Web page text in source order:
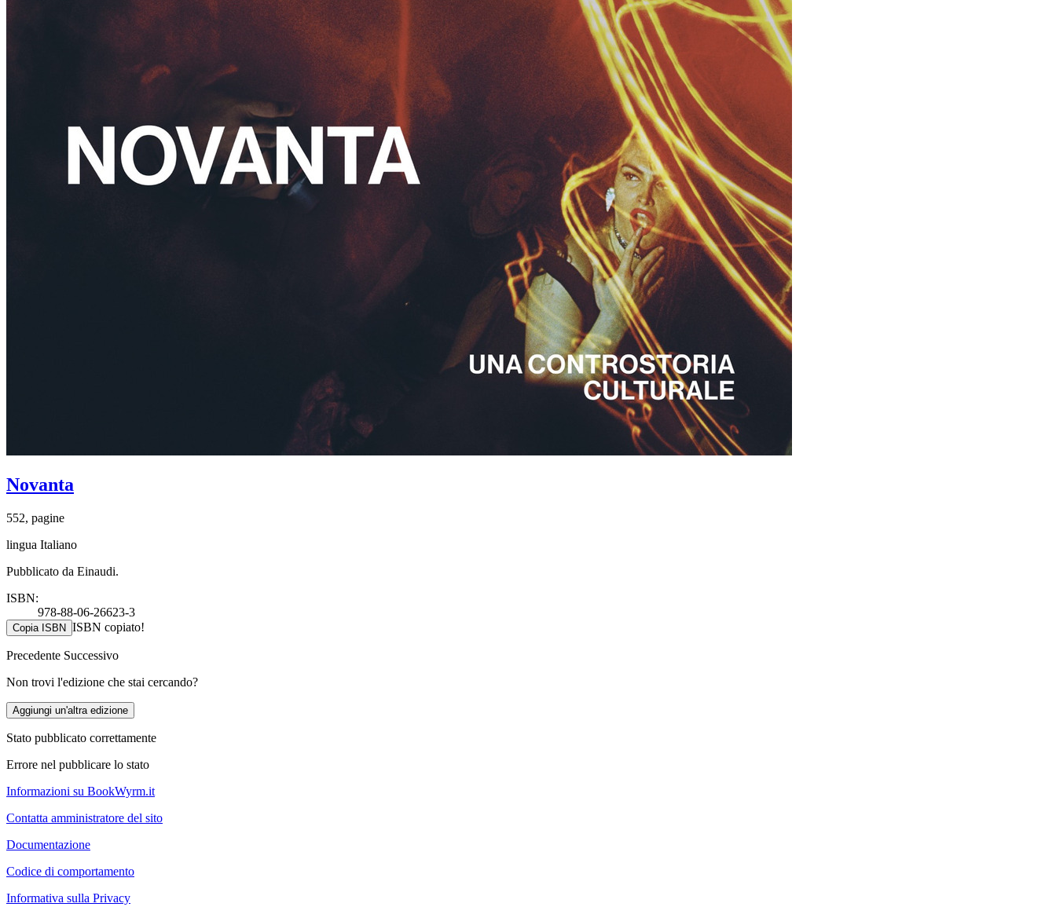
Novanta
552, pagine
lingua Italiano
Pubblicato da Einaudi.
ISBN:
978-88-06-26623-3
Copia ISBN ISBN copiato!
Precedente Successivo
Non trovi l'edizione che stai cercando?
Aggiungi un'altra edizione
Stato pubblicato correttamente
Errore nel pubblicare lo stato
Informazioni su BookWyrm.it
Contatta amministratore del sito
Documentazione
Codice di comportamento
Informativa sulla Privacy